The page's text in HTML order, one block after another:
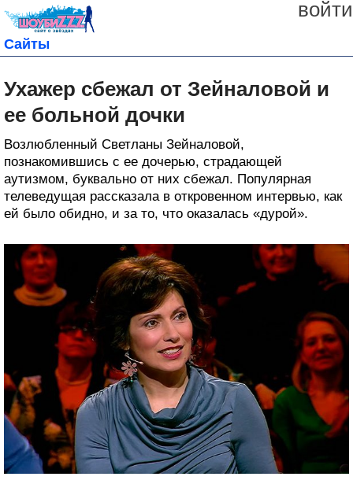
войти
Сайты
Ухажер сбежал от Зейналовой и
ее больной дочки
Возлюбленный Светланы Зейналовой,
познакомившись с ее дочерью, страдающей
аутизмом, буквально от них сбежал. Популярная
телеведущая рассказала в откровенном интервью, как
ей было обидно, и за то, что оказалась «дурой».